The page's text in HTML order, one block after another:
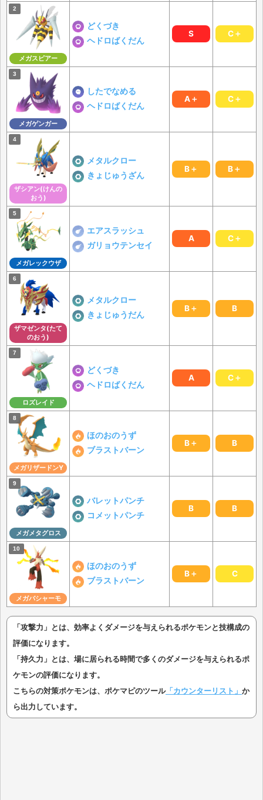
メガスピアー
どくづき
ヘドロばくだん
S C＋
メガゲンガー
したでなめる
ヘドロばくだん
A＋ C＋
ザシアン(けんの
おう)
メタルクロー
きょじゅうざん
B＋ B＋
メガレックウザ
エアスラッシュ
ガリョウテンセイ
A C＋
ザマゼンタ(たて
のおう)
メタルクロー
きょじゅうだん
B＋ B
ロズレイド
どくづき
ヘドロばくだん
A C＋
メガリザードンY
ほのおのうず
ブラストバーン
B＋ B
メガメタグロス
バレットパンチ
コメットパンチ
B B
メガバシャーモ
ほのおのうず
ブラストバーン
B＋ C
「攻撃力」とは、効率よくダメージを与えられるポケモンと技構成の
評価になります。
「持久力」とは、場に居られる時間で多くのダメージを与えられるポ
ケモンの評価になります。
こちらの対策ポケモンは、ポケマピのツール「カウンターリスト」 か
ら出力しています。